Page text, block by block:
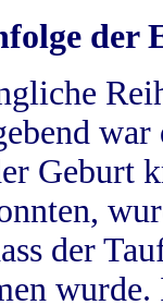
der
Geburt
der